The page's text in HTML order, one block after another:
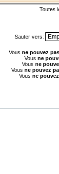
Toutes
Sauter vers:
Vous ne pouvez pas
Vous ne
Vous ne
Vous ne pouvez
Vous ne